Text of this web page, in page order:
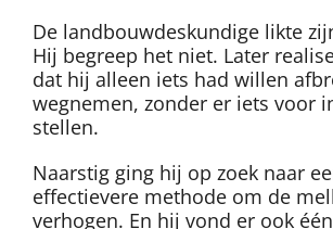
De landbouwdeskundige likte
Hij begreep het niet. Later
dat hij alleen iets had willen
wegnemen, zonder er iets voor
stellen.
Naarstig ging hij op zoek naar
effectievere methode om de
verhogen. En hij vond er ook